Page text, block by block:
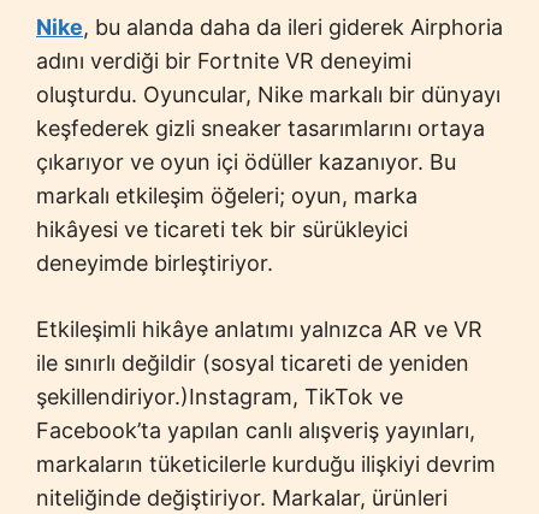
Nike, bu alanda daha da ileri giderek Airphoria
adını verdiği bir Fortnite VR deneyimi
oluşturdu. Oyuncular, Nike markalı bir dünyayı
keşfederek gizli sneaker tasarımlarını ortaya
çıkarıyor ve oyun içi ödüller kazanıyor. Bu
markalı etkileşim öğeleri; oyun, marka
hikâyesi ve ticareti tek bir sürükleyici
deneyimde birleştiriyor.
Etkileşimli hikâye anlatımı yalnızca AR ve VR
ile sınırlı değildir (sosyal ticareti de yeniden
şekillendiriyor.)Instagram, TikTok ve
Facebook’ta yapılan canlı alışveriş yayınları,
markaların tüketicilerle kurduğu ilişkiyi devrim
niteliğinde değiştiriyor. Markalar, ürünleri